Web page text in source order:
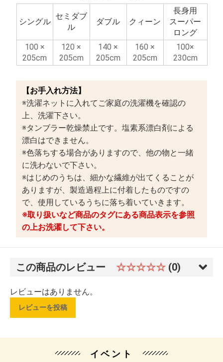
シングル
セミダブ
ル
ダブル クィーン
長身用
スーパー
ロング
100 ×
205cm
120 ×
205cm
140 ×
205cm
160 ×
205cm
100×
230cm
【お手入れ方法】
※洗濯ネットに入れてご家庭の洗濯機を確認の
上、洗濯下さい。
※タンブラー乾燥禁止です。塩素系漂白剤による
漂白はできません。
※色落ちする場合がありますので、他の物と一緒
に洗わないで下さい。
※はじめのうちは、細かな繊維が出てくることが
ありますが、製造過程上に付着したものですの
で、使用しているうちに落ち着いていきます。
※取り扱いなど商品のタグにある商品表示を参照
の上お洗濯して下さい。
この商品のレビュー ☆☆☆☆☆ (0)
レビューはありません。
レビューを投稿
イベント